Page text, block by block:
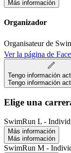
Más información
Organizador
Organisateur de
Ver la página de
Tengo información
Tengo información
Elige una
SwimRun L -
Más información
Más información
SwimRun M -